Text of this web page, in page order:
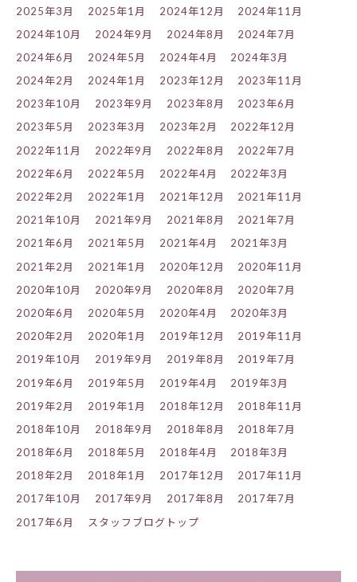
2025年3月
2025年1月 2024年12月
2024年11月
2024年10月
2024年9月 2024年8月
2024年7月
2024年6月
2024年5月 2024年4月
2024年3月
2024年2月
2024年1月 2023年12月
2023年11月
2023年10月
2023年9月 2023年8月
2023年6月
2023年5月
2023年3月 2023年2月
2022年12月
2022年11月
2022年9月 2022年8月
2022年7月
2022年6月
2022年5月 2022年4月
2022年3月
2022年2月
2022年1月 2021年12月
2021年11月
2021年10月
2021年9月 2021年8月
2021年7月
2021年6月
2021年5月 2021年4月
2021年3月
2021年2月
2021年1月 2020年12月
2020年11月
2020年10月
2020年9月 2020年8月
2020年7月
2020年6月
2020年5月 2020年4月
2020年3月
2020年2月
2020年1月 2019年12月
2019年11月
2019年10月
2019年9月 2019年8月
2019年7月
2019年6月
2019年5月 2019年4月
2019年3月
2019年2月
2019年1月 2018年12月
2018年11月
2018年10月
2018年9月 2018年8月
2018年7月
2018年6月
2018年5月 2018年4月
2018年3月
2018年2月
2018年1月 2017年12月
2017年11月
2017年10月
2017年9月 2017年8月
2017年7月
2017年6月
スタッフブログトップ